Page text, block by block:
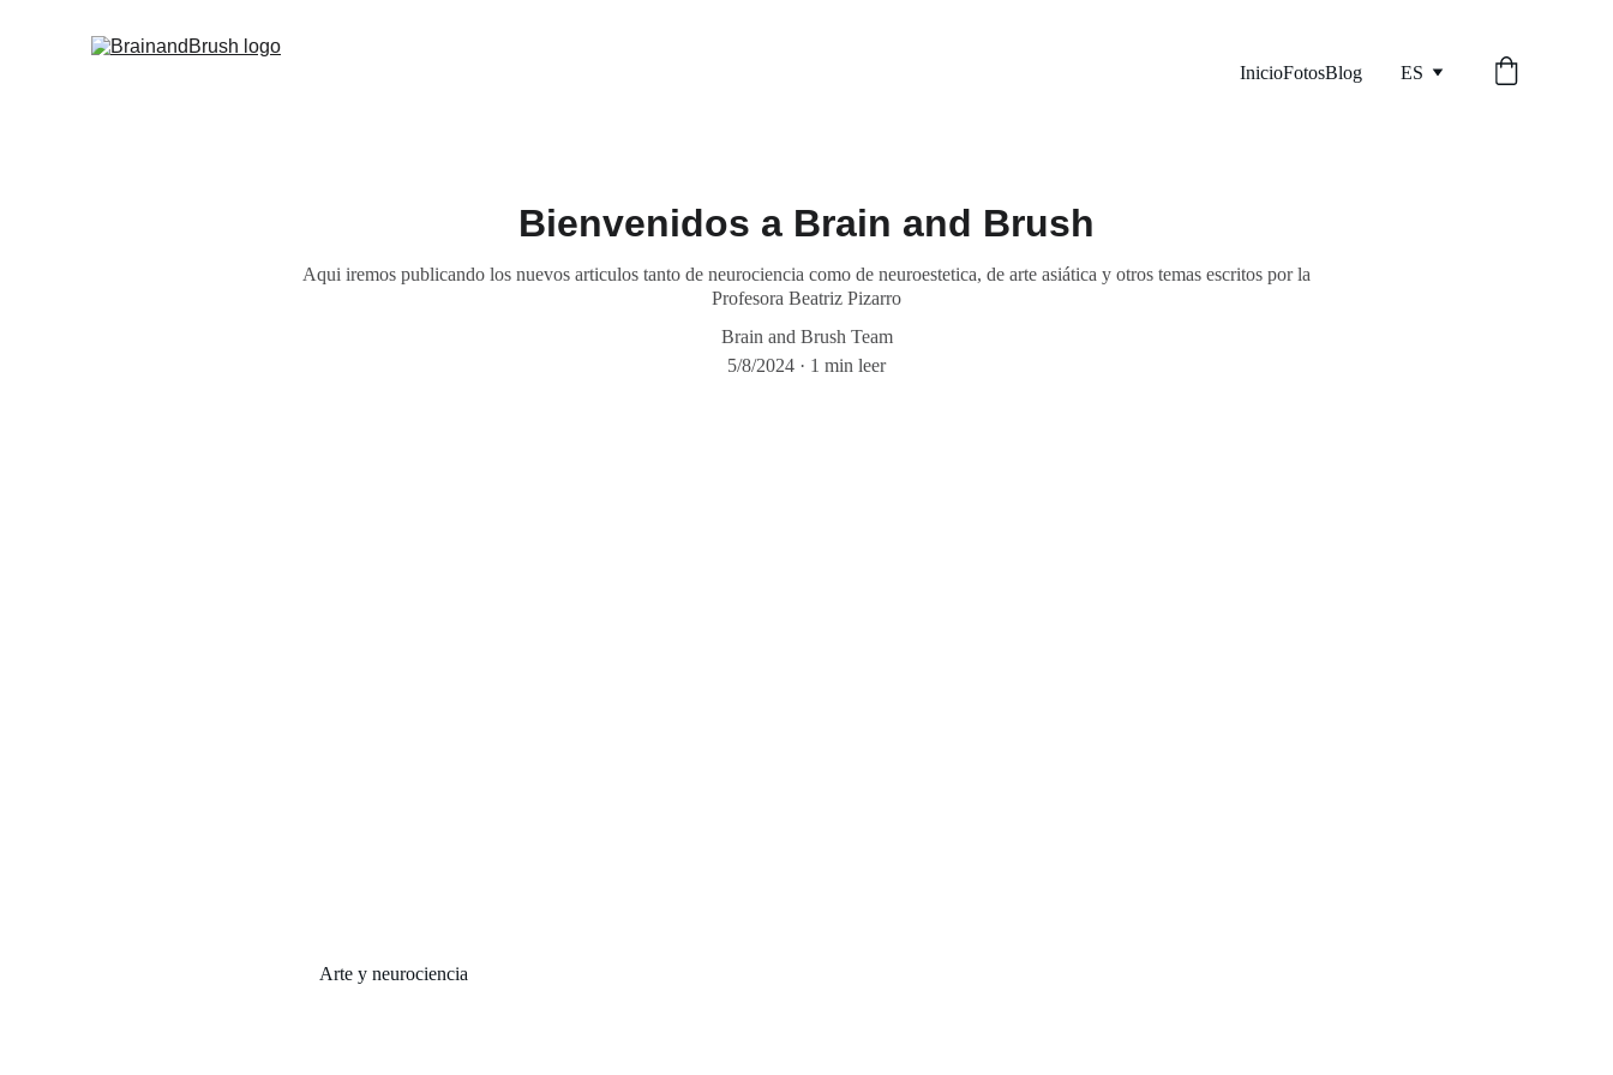
InicioFotosBlog ES
Bienvenidos a Brain and Brush
Aqui iremos publicando los nuevos articulos tanto de neurociencia como de neuroestetica, de arte asiática y otros temas escritos por la
Profesora Beatriz Pizarro
Brain and Brush Team
5/8/2024
1 min leer
Arte y neurociencia